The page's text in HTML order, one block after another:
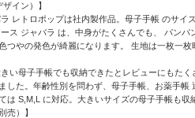
イン）】
レトロポップは社内製作品。母子手帳 のサイ
ス ジャバラ は、中身がたくさんでも、 パン
つやの発色が綺麗になります。 生地は一枚一
い母子手帳でも収納できたとレビューにもた
した。年齢性別を問わず、母子手帳、お薬手
は S,M,L に対応。大きいサイズの母子手帳も収
売）】